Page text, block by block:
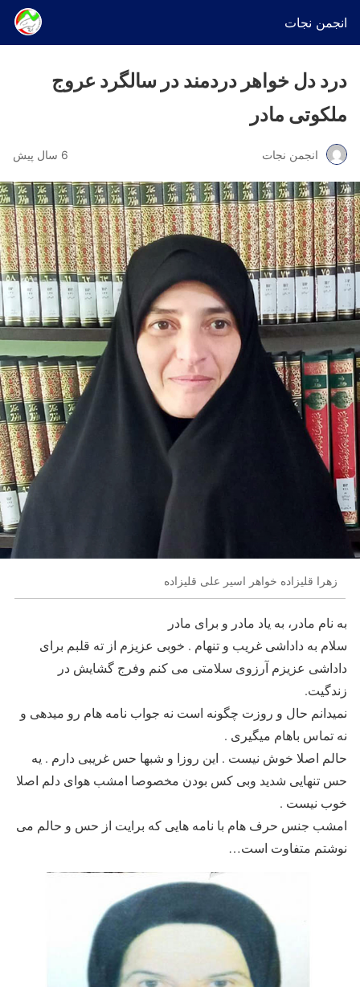
انجمن نجات
درد دل خواهر دردمند در سالگرد عروج
ملکوتی مادر
انجمن نجات 6 سال پیش
زهرا قلیزاده خواهر اسیر علی قلیزاده
به نام مادر، به یاد مادر و برای مادر
سلام به داداشی غریب و تنهام . خوبی عزیزم از ته قلبم برای
داداشی عزیزم آرزوی سلامتی می کنم وفرج گشایش در
زندگیت.
نمیدانم حال و روزت چگونه است نه جواب نامه هام رو میدهی و
نه تماس باهام میگیری .
حالم اصلا خوش نیست . این روزا و شبها حس غریبی دارم . یه
حس تنهایی شدید وبی کس بودن مخصوصا امشب هوای دلم اصلا
خوب نیست .
امشب جنس حرف هام با نامه هایی که برایت از حس و حالم می
نوشتم متفاوت است…